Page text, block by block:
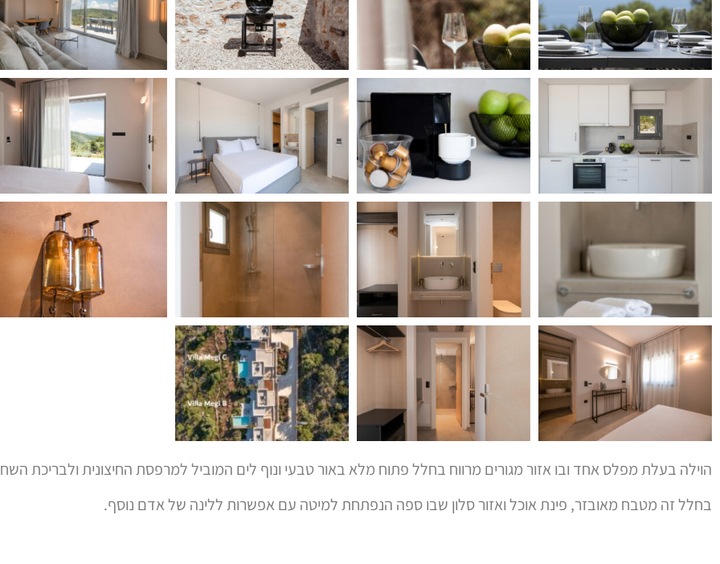
הוילה בעלת מפלס אחד ובו אזור מגורים מרווח בחלל פתוח מלא באור טבעי ונוף לים המוביל למרפסת החיצונית ולבריכת
בחלל זה מטבח מאובזר, פינת אוכל ואזור סלון שבו ספה הנפתחת למיטה עם אפשרות ללינה של אדם נוסף.